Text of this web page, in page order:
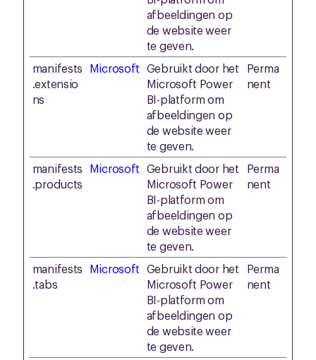
afbeeldingen op
de website weer
te geven.
manifests
.extensio
ns
Microsoft Gebruikt door het
Microsoft Power
BI-platform om
afbeeldingen op
de website weer
te geven.
Perma
nent
manifests
.products
Microsoft Gebruikt door het
Microsoft Power
BI-platform om
afbeeldingen op
de website weer
te geven.
Perma
nent
manifests
.tabs
Microsoft Gebruikt door het
Microsoft Power
BI-platform om
afbeeldingen op
de website weer
te geven.
Perma
nent